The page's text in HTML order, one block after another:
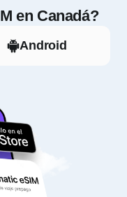
en Canadá?
Android